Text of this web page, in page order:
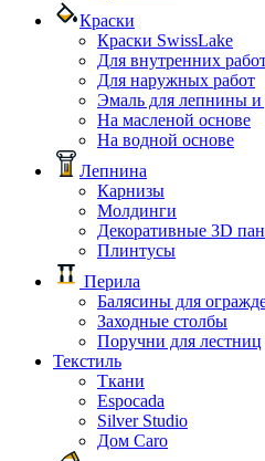
Краски
Краски SwissLake
Для внутренних
Для наружных работ
Эмаль для лепнины и
На масленой основе
На водной основе
Лепнина
Карнизы
Молдинги
Декоративные 3D
Плинтусы
Перила
Балясины для
Заходные столбы
Поручни для лестниц
Текстиль
Ткани
Espocada
Silver Studio
Дом Caro